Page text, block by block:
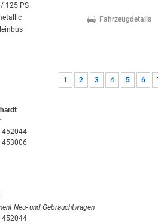
125 PS
Fahrzeugdetails
1 2 3 4 5 6
452044
453006
Neu- und Gebrauchtwagen
452044